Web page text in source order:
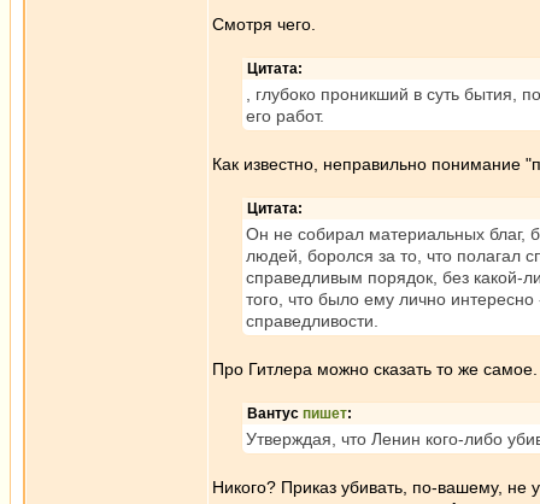
Смотря чего.
Цитата:
, глубоко проникший в суть бытия,
его работ.
Как известно, неправильно понимание
Цитата:
Он не собирал материальных благ,
людей, боролся за то, что полагал
справедливым порядок, без какой-
того, что было ему лично
справедливости.
Про Гитлера можно сказать то же самое.
Вантус пишет:
Утверждая, что Ленин кого-либо
Никого? Приказ убивать, по-вашему, не